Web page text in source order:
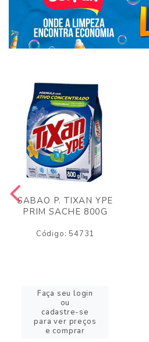
SABAO P. TIXAN YPE
PRIM SACHE 800G
Código: 54731
Faça seu login
ou
cadastre-se
para ver preços
e comprar